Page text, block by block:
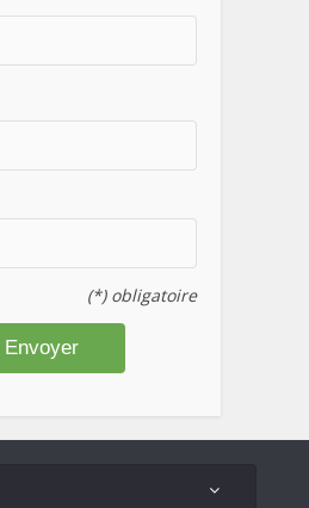
(*) obligatoire